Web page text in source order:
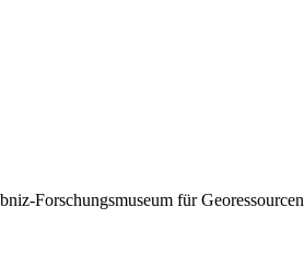
Forschungsmuseum für Georessourcen